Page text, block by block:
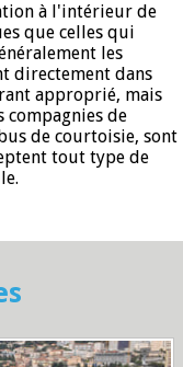
à l'intérieur de
que celles qui
les
directement dans
approprié, mais
compagnies de
de courtoisie, sont
tout type de